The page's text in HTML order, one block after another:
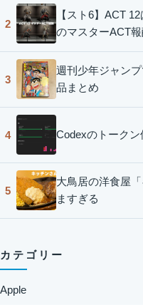
2
【スト6】ACT
のマスターACT
3
週刊少年ジャン
品まとめ
4 Codexのトーク
5
大鳥居の洋食屋
ますぎる
カテゴリー
Apple